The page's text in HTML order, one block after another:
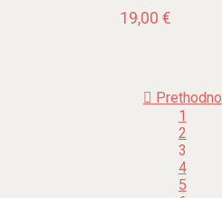
19,00€
Prethodno
1
2
3
4
5